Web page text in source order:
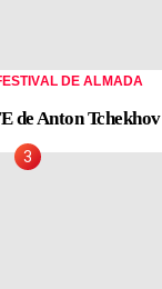
DE ALMADA
de Anton Tchekhov